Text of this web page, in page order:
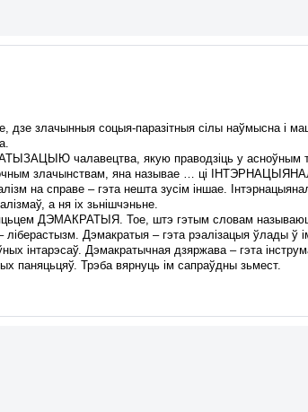
злачынныя соцыя-паразітныя сілы наўмысна і
чалавецтва, якую праводзіць у асноўным такі
злачынствам, яна называе … ці
на справе – гэта нешта зусім іншае.
а ня іх зьнішчэньне.
ДЭМАКРАТЫЯ. Тое, штэ гэтым словам
Дэмакратыя – гэта рэалізацыя ўлады ў
інтарэсаў. Дэмакратычная дзяржава – гэта
паняцьцяў. Трэба вярнуць ім сапраўдны зьмест.